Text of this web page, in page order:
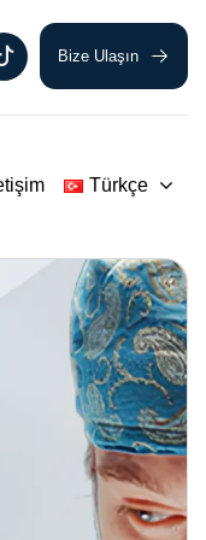
Bize Ulaşın
Türkçe